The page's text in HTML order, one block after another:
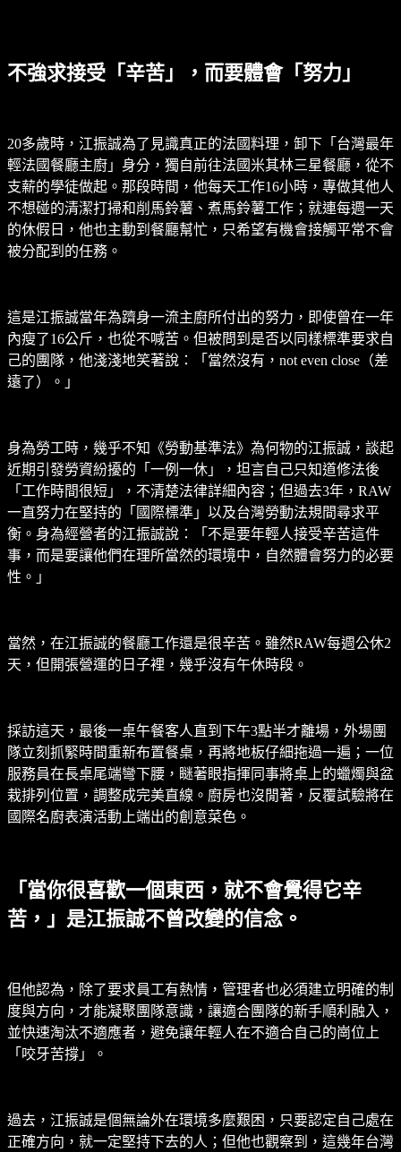
不強求接受「辛苦」，而要體會「努力」
20多歲時，江振誠為了見識真正的法國料理，卸下「台灣最年
輕法國餐廳主廚」身分，獨自前往法國米其林三星餐廳，從不
支薪的學徒做起。那段時間，他每天工作16小時，專做其他人
不想碰的清潔打掃和削馬鈴薯、煮馬鈴薯工作；就連每週一天
的休假日，他也主動到餐廳幫忙，只希望有機會接觸平常不會
被分配到的任務。
這是江振誠當年為躋身一流主廚所付出的努力，即使曾在一年
內瘦了16公斤，也從不喊苦。但被問到是否以同樣標準要求自
己的團隊，他淺淺地笑著說：「當然沒有，not even close（差
遠了）。」
身為勞工時，幾乎不知《勞動基準法》為何物的江振誠，談起
近期引發勞資紛擾的「一例一休」，坦言自己只知道修法後
「工作時間很短」，不清楚法律詳細內容；但過去3年，RAW
一直努力在堅持的「國際標準」以及台灣勞動法規間尋求平
衡。身為經營者的江振誠說：「不是要年輕人接受辛苦這件
事，而是要讓他們在理所當然的環境中，自然體會努力的必要
性。」
當然，在江振誠的餐廳工作還是很辛苦。雖然RAW每週公休2
天，但開張營運的日子裡，幾乎沒有午休時段。
採訪這天，最後一桌午餐客人直到下午3點半才離場，外場團
隊立刻抓緊時間重新布置餐桌，再將地板仔細拖過一遍；一位
服務員在長桌尾端彎下腰，瞇著眼指揮同事將桌上的蠟燭與盆
栽排列位置，調整成完美直線。廚房也沒閒著，反覆試驗將在
國際名廚表演活動上端出的創意菜色。
「當你很喜歡一個東西，就不會覺得它辛
苦，」是江振誠不曾改變的信念。
但他認為，除了要求員工有熱情，管理者也必須建立明確的制
度與方向，才能凝聚團隊意識，讓適合團隊的新手順利融入，
並快速淘汰不適應者，避免讓年輕人在不適合自己的崗位上
「咬牙苦撐」。
過去，江振誠是個無論外在環境多麼艱困，只要認定自己處在
正確方向，就一定堅持下去的人；但他也觀察到，這幾年台灣